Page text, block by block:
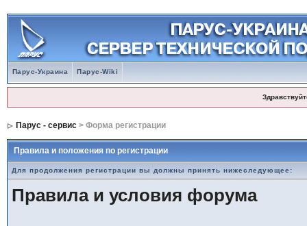
Парус-Украина Парус-Wiki
Парус - сервис> Форма регистрации
Правила и положения по регистрации
Для продолжения регистрации вы должны принять нижеследующее:
Правила и условия форума